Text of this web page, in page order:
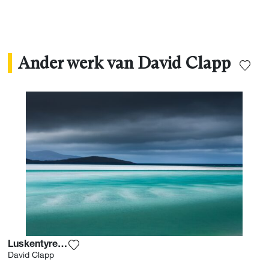
Ander werk van David Clapp
Luskentyre Sands
David Clapp